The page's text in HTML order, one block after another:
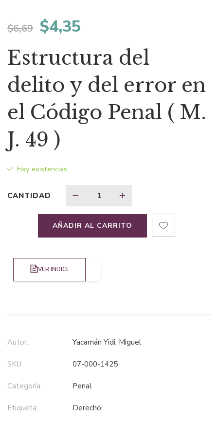
$6,69 El
precio
original
era:
$6,69.
$4,35
precio
actual
es:
$4,35.
Estructura del
delito y del error en
el Código Penal ( M.
J. 49 )
Hay existencias
CANTIDAD
AÑADIR AL CARRITO
VER INDICE
Autor: Yacamán Yidi, Miguel
SKU: 07-000-1425
Categoría: penal
Etiqueta: derecho